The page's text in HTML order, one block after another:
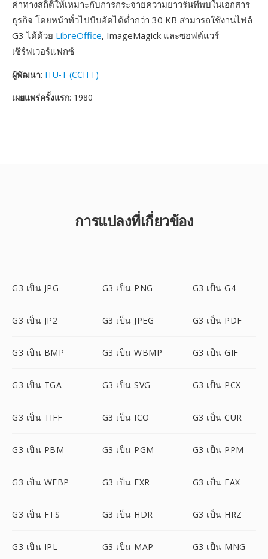
ค่าทางสถิติให้เหมาะกับการกระจายความยาวรันที่พบในเอกสาร
ธุรกิจ โดยหน้าทั่วไปบีบอัดได้ต่ำกว่า 30 KB สามารถใช้งานไฟล์
G3 ได้ด้วย LibreOffice, ImageMagick และซอฟต์แวร์
เซิร์ฟเวอร์แฟกซ์
ผู้พัฒนา: ITU-T (CCITT)
เผยแพร่ครั้งแรก: 1980
การแปลงที่เกี่ยวข้อง
G3 เป็น JPG G3 เป็น PNG G3 เป็น G4
G3 เป็น JP2 G3 เป็น JPEG G3 เป็น PDF
G3 เป็น BMP G3 เป็น WBMP G3 เป็น GIF
G3 เป็น TGA G3 เป็น SVG G3 เป็น PCX
G3 เป็น TIFF G3 เป็น ICO G3 เป็น CUR
G3 เป็น PBM G3 เป็น PGM G3 เป็น PPM
G3 เป็น WEBP G3 เป็น EXR G3 เป็น FAX
G3 เป็น FTS G3 เป็น HDR G3 เป็น HRZ
G3 เป็น IPL G3 เป็น MAP G3 เป็น MNG